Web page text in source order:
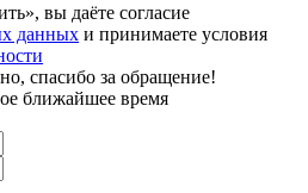
вы даёте согласие
данных и принимаете условия
спасибо за обращение!
ближайшее время